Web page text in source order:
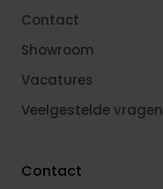
Contact
Showroom
Vacatures
Veelgestelde vragen
Contact